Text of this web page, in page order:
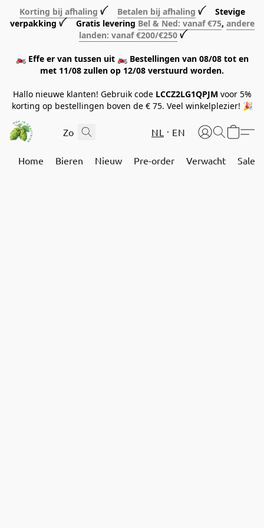
Korting bij afhaling ꪜ Betalen bij afhaling ꪜ Stevige
verpakking ꪜ Gratis levering Bel & Ned: vanaf €75, andere
landen: vanaf €200/€250 ꪜ
🏍️ Effe er van tussen uit 🏍️ Bestellingen van 08/08 tot en
met 11/08 zullen op 12/08 verstuurd worden.
Hallo nieuwe klanten! Gebruik code LCCZ2LG1QPJM voor 5%
korting op bestellingen boven de € 75. Veel winkelplezier! 🎉
NL EN
Home Bieren Nieuw Pre-order Verwacht Sale